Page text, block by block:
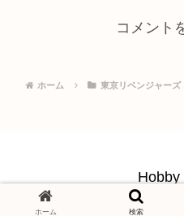
コメント
ホーム 東京リベンジャーズ
Hobby
© 2021
ホーム 検索